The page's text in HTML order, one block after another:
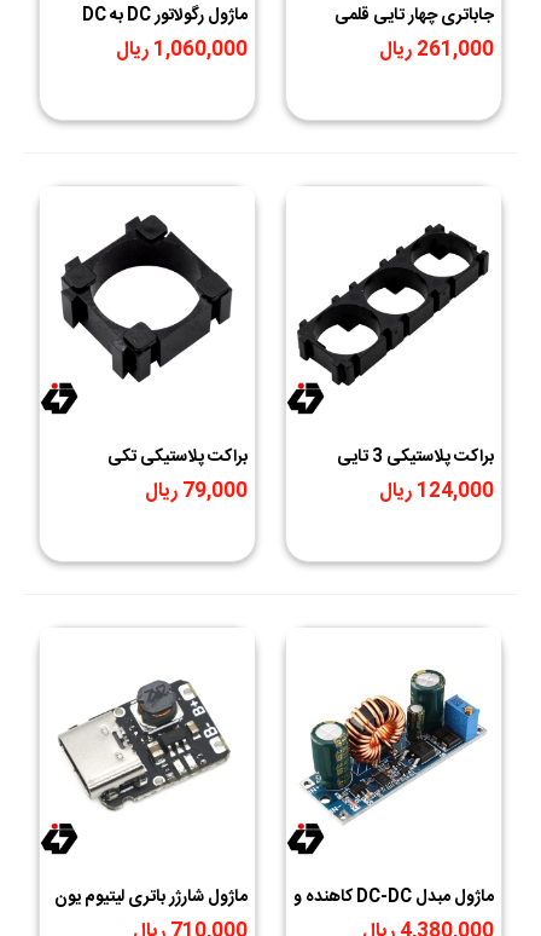
جاباتری چهار تایی قلمی
مشکی دارای کانکتور مخابراتی
261,000 ریال
ماژول رگولاتور DC به DC
کاهنده متغیر 2 آمپر XL1509
1,060,000 ریال
براکت پلاستیکی 3 تایی
نگهدارنده باتری لیتیوم یون
18650
124,000 ریال
براکت پلاستیکی تکی
نگهدارنده باتری لیتیوم یون
18650
79,000 ریال
ماژول مبدل DC-DC کاهنده و
افزاینده 30 وات با خروجی
ماژول شارژر باتری لیتیوم یون